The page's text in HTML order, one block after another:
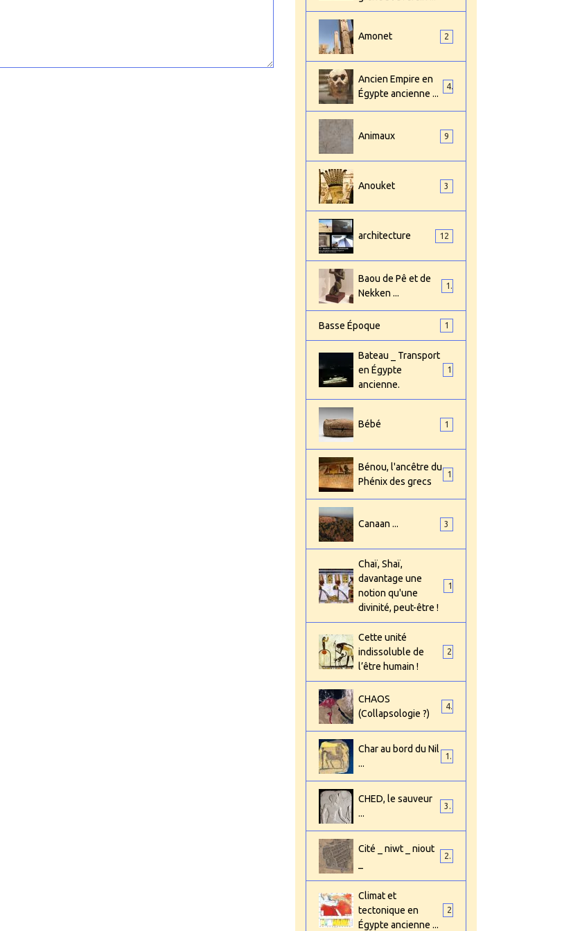
Amonet 2
Ancien Empire en
Égypte ancienne ...
4
Animaux 9
Anouket 3
architecture 12
Baou de Pê et de
Nekken ...
1
Basse Époque 1
Bateau _ Transport
en Égypte
ancienne.
Bébé 1
Bénou, l'ancêtre du
Phénix des grecs
Canaan ... 3
Chaï, Shaï,
davantage une
notion qu'une
divinité, peut-être !
Cette unité
indissoluble de
l’être humain !
CHAOS
(Collapsologie ?)
4
Char au bord du Nil
...
1
CHED, le sauveur
...
3
Cité _ niwt _ niout
2
Climat et
tectonique en
Égypte ancienne ...